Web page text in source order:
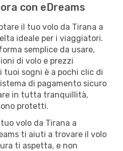
con eDreams
il tuo volo da Tirana a
ideale per i viaggiatori.
semplice da usare,
di volo e prezzi
sogni è a pochi clic di
di pagamento sicuro
in tutta tranquillità,
protetti.
volo da Tirana a
ti aiuti a trovare il volo
ti aspetta, e non